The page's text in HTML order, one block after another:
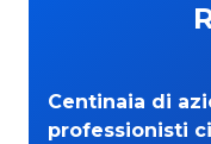
Centinaia di
professionisti